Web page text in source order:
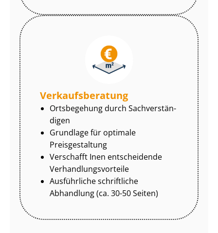
Ver­kaufs­be­ra­tung
Ortsbegehung durch Sach­ver­stän­
di­gen
Grundlage für optimale
Preisgestaltung
Verschafft Inen entscheidende
Ver­hand­lungs­vor­tei­le
Ausführliche schriftliche
Abhandlung (ca. 30-50 Seiten)